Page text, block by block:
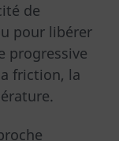
de
pour libérer
progressive
friction, la